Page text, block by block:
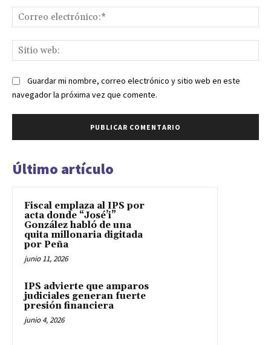
Guardar mi nombre, correo electrónico y sitio web en este
navegador la próxima vez que comente.
Último artículo
Fiscal emplaza al IPS por
acta donde “José’i”
González habló de una
quita millonaria digitada
por Peña
junio 11, 2026
IPS advierte que amparos
judiciales generan fuerte
presión financiera
junio 4, 2026